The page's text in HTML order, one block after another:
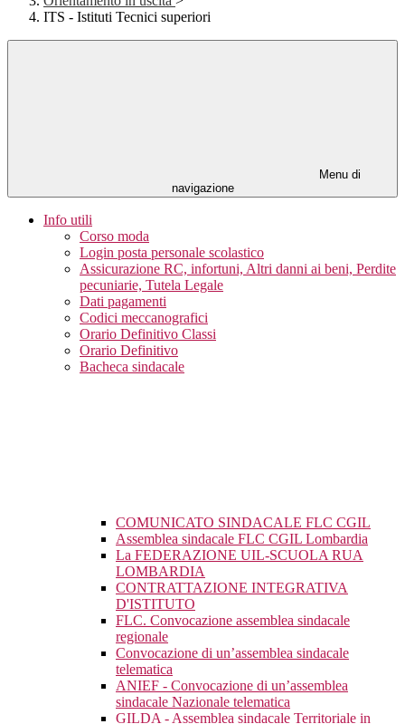
ITS - Istituti Tecnici superiori
Menu di
navigazione
Info utili
Corso moda
Login posta personale scolastico
Assicurazione RC, infortuni, Altri danni ai beni, Perdite
pecuniarie, Tutela Legale
Dati pagamenti
Codici meccanografici
Orario Definitivo Classi
Orario Definitivo
Bacheca sindacale
COMUNICATO SINDACALE FLC CGIL
Assemblea sindacale FLC CGIL Lombardia
La FEDERAZIONE UIL-SCUOLA RUA
LOMBARDIA
CONTRATTAZIONE INTEGRATIVA
D'ISTITUTO
FLC. Convocazione assemblea sindacale
regionale
Convocazione di un’assemblea sindacale
telematica
ANIEF - Convocazione di un’assemblea
sindacale Nazionale telematica
GILDA - Assemblea sindacale Territoriale in